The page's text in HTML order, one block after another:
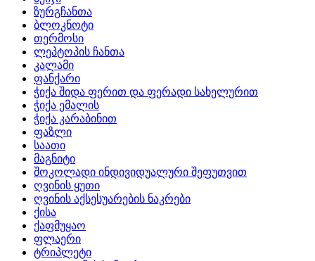
ზურგჩანთა
ბლოკნოტი
თერმოსი
ლეპტოპის ჩანთა
კალამი
ფანქარი
ჭიქა შიდა ფერით და ფერადი სახელურით
ჭიქა ემალის
ჭიქა კარაბინით
ფაზლი
საათი
მაგნიტი
შოკოლადი ინდივიდუალური შეფუთვით
ღვინის ყუთი
ღვინის აქსესუარების ნაკრები
ქისა
ქაფმუყაო
ფლაერი
ტრიპლეტი